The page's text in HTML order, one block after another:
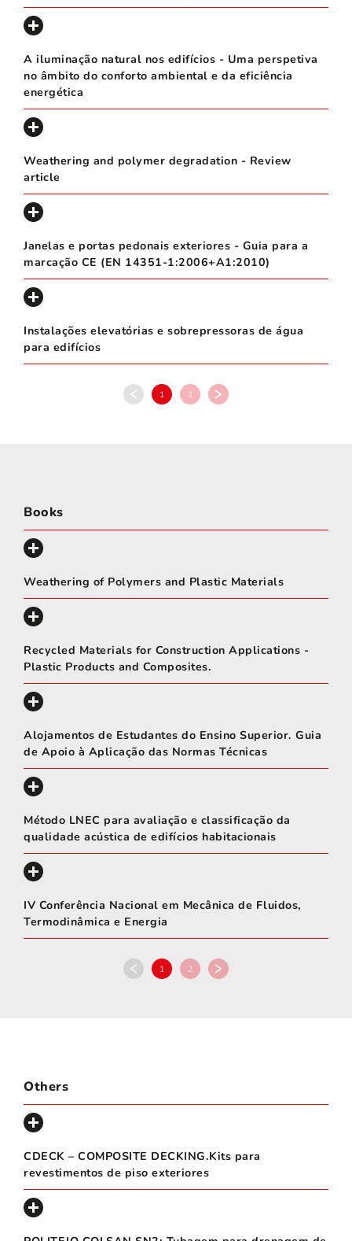
A iluminação natural nos edifícios - Uma perspetiva
no âmbito do conforto ambiental e da eficiência
energética
Weathering and polymer degradation - Review
article
Janelas e portas pedonais exteriores - Guia para a
marcação CE (EN 14351-1:2006+A1:2010)
Instalações elevatórias e sobrepressoras de água
para edifícios
1 2
Books
Weathering of Polymers and Plastic Materials
Recycled Materials for Construction Applications -
Plastic Products and Composites.
Alojamentos de Estudantes do Ensino Superior. Guia
de Apoio à Aplicação das Normas Técnicas
Método LNEC para avaliação e classificação da
qualidade acústica de edifícios habitacionais
IV Conferência Nacional em Mecânica de Fluidos,
Termodinâmica e Energia
1 2
Others
CDECK – COMPOSITE DECKING.Kits para
revestimentos de piso exteriores